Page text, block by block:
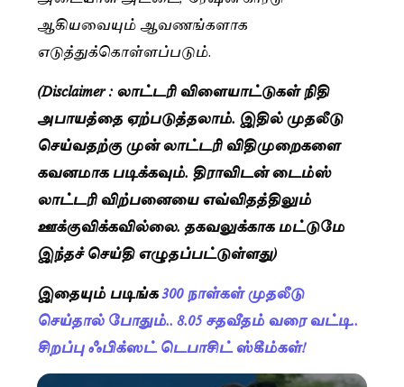
ஆகியவையும் ஆவணங்களாக
எடுத்துக்கொள்ளப்படும்.
(Disclaimer : லாட்டரி விளையாட்டுகள் நிதி
அபாயத்தை ஏற்படுத்தலாம். இதில் முதலீடு
செய்வதற்கு முன் லாட்டரி விதிமுறைகளை
கவனமாக படிக்கவும். திராவிடன் டைம்ஸ்
லாட்டரி விற்பனையை எவ்விதத்திலும்
ஊக்குவிக்கவில்லை. தகவலுக்காக மட்டுமே
இந்தச் செய்தி எழுதப்பட்டுள்ளது)
இதையும் படிங்க300 நாள்கள் முதலீடு
செய்தால் போதும்.. 8.05 சதவீதம் வரை வட்டி..
சிறப்பு ஃபிக்ஸட் டெபாசிட் ஸ்கீம்கள்!